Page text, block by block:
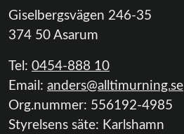
Giselbergsvägen 246-35
374 50 Asarum
Tel: 0454-888 10
Email: anders@alltimurning.se
Org.nummer: 556192-4985
Styrelsens säte: Karlshamn